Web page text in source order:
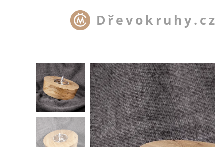
Dřevokruhy.cz